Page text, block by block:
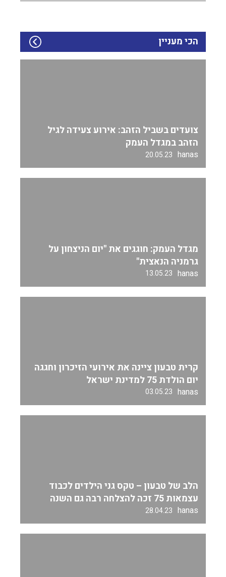
הכי מעניין
צועדים בשביל הזהב: אירוע צעידה לגיל
הזהב במגדל העמק
hanas
20.05.23
מגדל העמק: חוגגים את "יום הניצחון על
גרמניה הנאצית"
hanas
13.05.23
קרית טבעון ציינה את אירועי הזיכרון וחגגה
יום הולדת 75 למדינת ישראל
hanas
03.05.23
הלב של טבעון – טקס גני הילדים לכבוד
עצמאות 75 זכה להצלחה רבה גם השנה
hanas
28.04.23